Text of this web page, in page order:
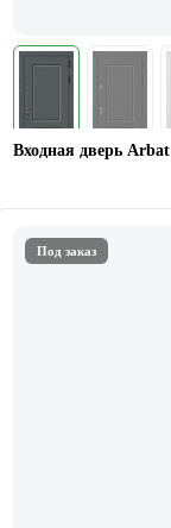
Входная дверь
Под заказ